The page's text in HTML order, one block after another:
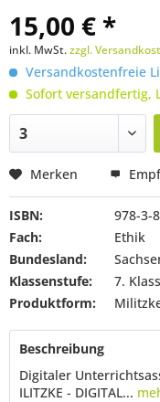
15,00 € *
inkl. MwSt.zzgl.
Versandkostenfreie
Sofort versandfertig,
Merken
ISBN:
978-3-
Fach:
Ethik
Bundesland:
Klassenstufe:
7.
Produktform:
Beschreibung
Digitaler
ILITZKE - DIGITAL...